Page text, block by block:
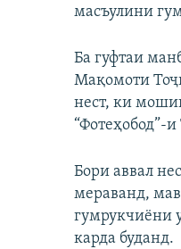
масъулини
Ба гуфтаи
Мақомоти
нест, ки
“Фотеҳобод”-
Бори аввал
мераванд,
гумрукчиёни
карда буданд.